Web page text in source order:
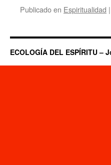
Publicado en Espiritualidad |
ECOLOGÍA DEL ESPÍRITU –